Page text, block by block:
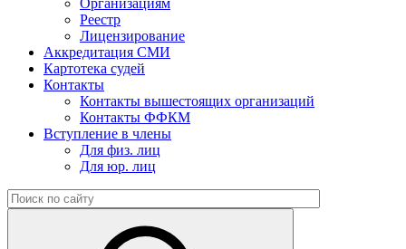
Организациям
Реестр
Лицензирование
Аккредитация СМИ
Картотека судей
Контакты
Контакты вышестоящих организаций
Контакты ФФКМ
Вступление в члены
Для физ. лиц
Для юр. лиц